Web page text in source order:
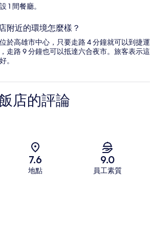
1 間餐廳。
附近的環境怎麼樣？
於高雄市中心，只要走路 4 分鐘就可以到捷運
走路 9 分鐘也可以抵達六合夜市。旅客表示這
。
店的評論
7.6
地點
9.0
員工素質